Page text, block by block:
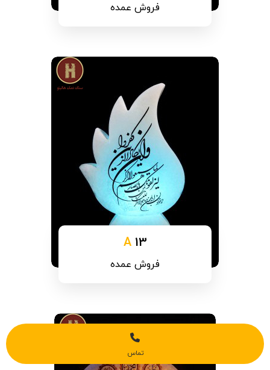
فروش عمده
13
A
فروش عمده
تماس